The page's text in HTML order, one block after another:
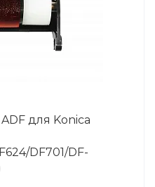
для Konica
DF701/DF-